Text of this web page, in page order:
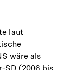
laut
wäre als
SD (2006 bis